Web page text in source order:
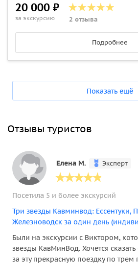
20 000 ₽
за экскурсию 2 отзыва
Подробнее
Показать ещё
Отзывы туристов
Елена М. Эксперт
Посетила 5 и более экскурсий
Три звезды Кавминвод: Ессентуки,
Железноводск за один день
Были на экскурсии с Виктором,
звезды КавМинВод. Хочется
за эту прекрасную поездку по трем